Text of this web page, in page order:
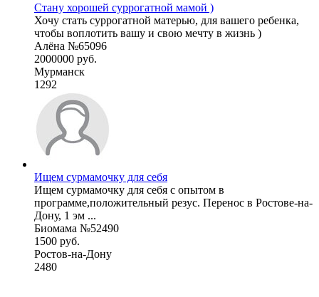
Стану хорошей суррогатной мамой )
Хочу стать суррогатной матерью, для вашего ребенка,
чтобы воплотить вашу и свою мечту в жизнь )
Алёна №65096
2000000 руб.
Мурманск
1292
Ищем сурмамочку для себя
Ищем сурмамочку для себя с опытом в
программе,положительный резус. Перенос в Ростове-на-
Дону, 1 эм ...
Биомама №52490
1500 руб.
Ростов-на-Дону
2480